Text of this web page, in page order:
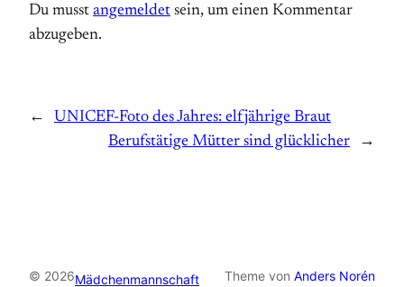
Du musst angemeldet sein, um einen Kommentar
abzugeben.
←
UNICEF-Foto des Jahres: elfjährige Braut
Berufstätige Mütter sind glücklicher
→
© 2026Mädchenmannschaft Theme von Anders Norén